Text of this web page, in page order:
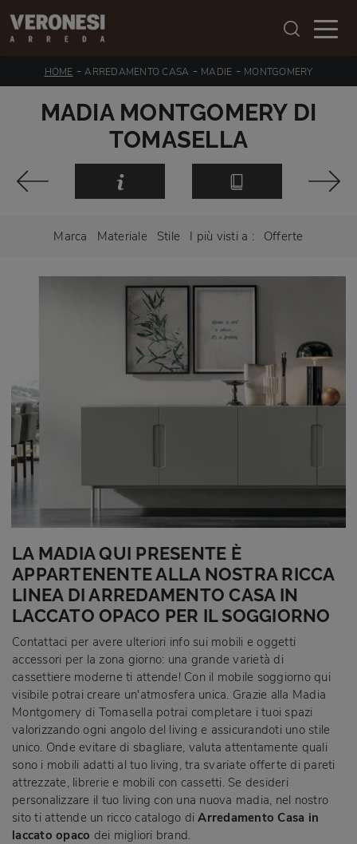
HOME -ARREDAMENTO CASA - MADIE - MONTGOMERY
MADIA MONTGOMERY DI
TOMASELLA
Marca Materiale Stile I più visti a : Offerte
LA MADIA QUI PRESENTE È
APPARTENENTE ALLA NOSTRA RICCA
LINEA DI ARREDAMENTO CASA IN
LACCATO OPACO PER IL SOGGIORNO
Contattaci per avere ulteriori info sui mobili e oggetti
accessori per la zona giorno: una grande varietà di
cassettiere moderne ti attende! Con il mobile soggiorno qui
visibile potrai creare un'atmosfera unica. Grazie alla Madia
Montgomery di Tomasella potrai completare i tuoi spazi
valorizzando ogni angolo del living e assicurandoti uno stile
unico. Onde evitare di sbagliare, valuta attentamente quali
sono i mobili adatti al tuo living, tra svariate offerte di pareti
attrezzate, librerie e mobili con cassetti. Se desideri
personalizzare il tuo living con una nuova madia, nel nostro
sito ti attende un ricco catalogo diArredamento Casa in
laccato opaco dei migliori brand.